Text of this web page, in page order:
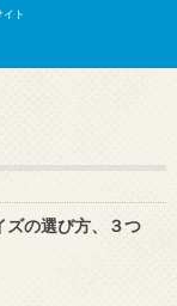
イト
ズの選び方、３つ